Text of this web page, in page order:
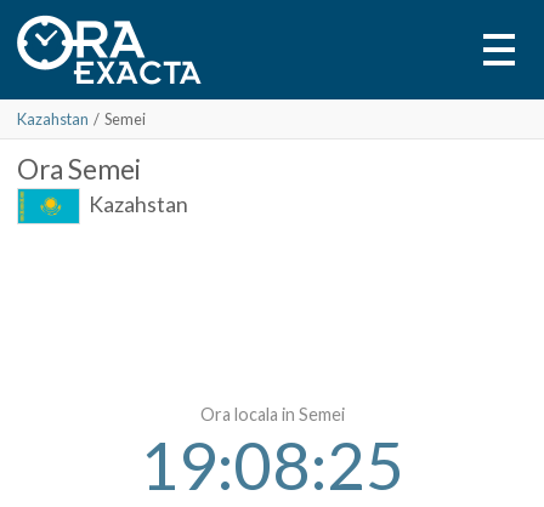
Kazahstan / Semei
OraSemei
Kazahstan
Ora locala in Semei
19:08:25